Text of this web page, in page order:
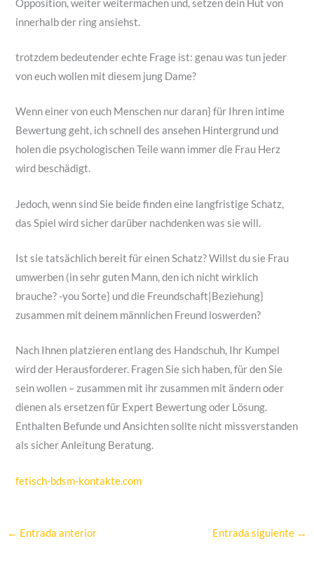
Opposition, weiter weitermachen und, setzen dein Hut von
innerhalb der ring ansiehst.
trotzdem bedeutender echte Frage ist: genau was tun jeder
von euch wollen mit diesem jung Dame?
Wenn einer von euch Menschen nur daran} für Ihren intime
Bewertung geht, ich schnell des ansehen Hintergrund und
holen die psychologischen Teile wann immer die Frau Herz
wird beschädigt.
Jedoch, wenn sind Sie beide finden eine langfristige Schatz,
das Spiel wird sicher darüber nachdenken was sie will.
Ist sie tatsächlich bereit für einen Schatz? Willst du sie Frau
umwerben (in sehr guten Mann, den ich nicht wirklich
brauche? -you Sorte} und die Freundschaft|Beziehung}
zusammen mit deinem männlichen Freund loswerden?
Nach Ihnen platzieren entlang des Handschuh, Ihr Kumpel
wird der Herausforderer. Fragen Sie sich haben, für den Sie
sein wollen – zusammen mit ihr zusammen mit ändern oder
dienen als ersetzen für Expert Bewertung oder Lösung.
Enthalten Befunde und Ansichten sollte nicht missverstanden
als sicher Anleitung Beratung.
fetisch-bdsm-kontakte.com
← Entrada anterior Entrada siguiente →